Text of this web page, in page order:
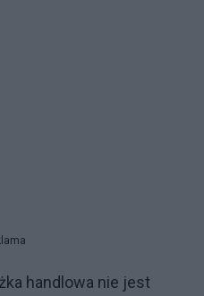
handlowa nie jest